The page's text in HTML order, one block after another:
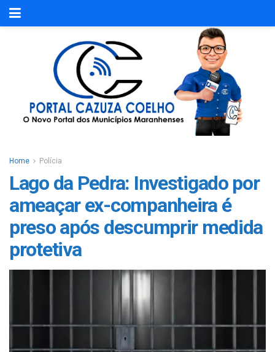
Home Polícia
Lago da Pedra: Investigado por
ameaçar ex-companheira é
preso após descumprir medida
protetiva